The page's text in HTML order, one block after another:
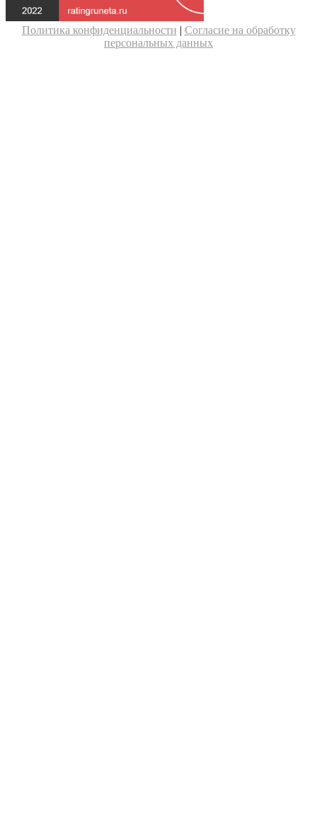
Политика конфиденциальности | Согласие на обработку
персональных данных